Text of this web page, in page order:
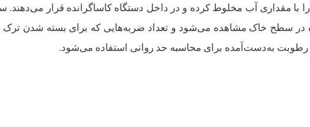
با مقداری آب مخلوط کرده و در داخل دستگاه کاساگرانده قرار
در سطح خاک مشاهده می‌شود و تعداد ضربه‌هایی که برای بسته شدن ترک
رطوبت به‌دست‌آمده برای محاسبه حد روانی استفاده می‌شود.